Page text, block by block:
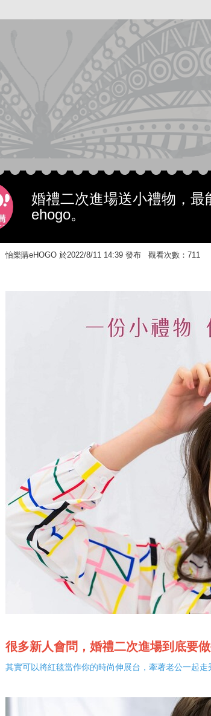
婚禮二次進場送小禮物，
ehogo。
怡樂購eHOGO 於2022/8/11 14:39 發布 觀看次數：711
很多新人會問，婚禮二次進場到底要
其實可以將紅毯當作你的時尚伸展台，牽著老公一起走